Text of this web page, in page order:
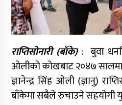
राप्तिसोनारी (बाँके) : बुवा
ओलीको कोखबाट २०४७ सालमा
ज्ञानेन्द्र सिंह ओली (ज्ञानु)
बाँकेमा सबैले रुचाउने सहयोगी